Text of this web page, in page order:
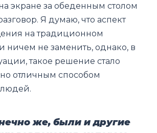
экране за обеденным столом
Я думаю, что аспект
на традиционном
ничем не заменить, однако, в
такое решение стало
отличным способом
же, были и другие